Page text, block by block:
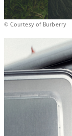
© Courtesy of Burberry